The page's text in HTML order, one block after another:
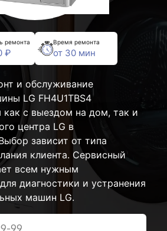
ремонта
₽
Время ремонта
от 30 мин
и обслуживание
LG FH4U1TBS4
как с выездом на дом, так и
центра LG в
зависит от типа
клиента. Сервисный
всем нужным
диагностики и устранения
машин LG.